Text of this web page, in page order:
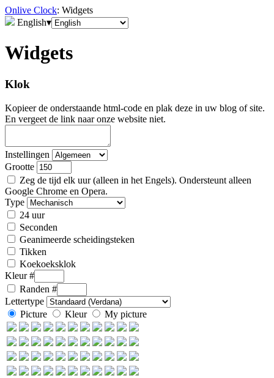
Onlive Clock: Widgets
English▾
Widgets
Klok
Kopieer de onderstaande html-code en plak deze in uw blog of site.
En vergeet de link naar onze website niet.
Instellingen
Grootte
Zeg de tijd elk uur (alleen in het Engels). Ondersteunt alleen
Google Chrome en Opera.
Type
24 uur
Seconden
Geanimeerde scheidingsteken
Tikken
Koekoeksklok
Kleur #
Randen #
Lettertype
Picture
Kleur My picture